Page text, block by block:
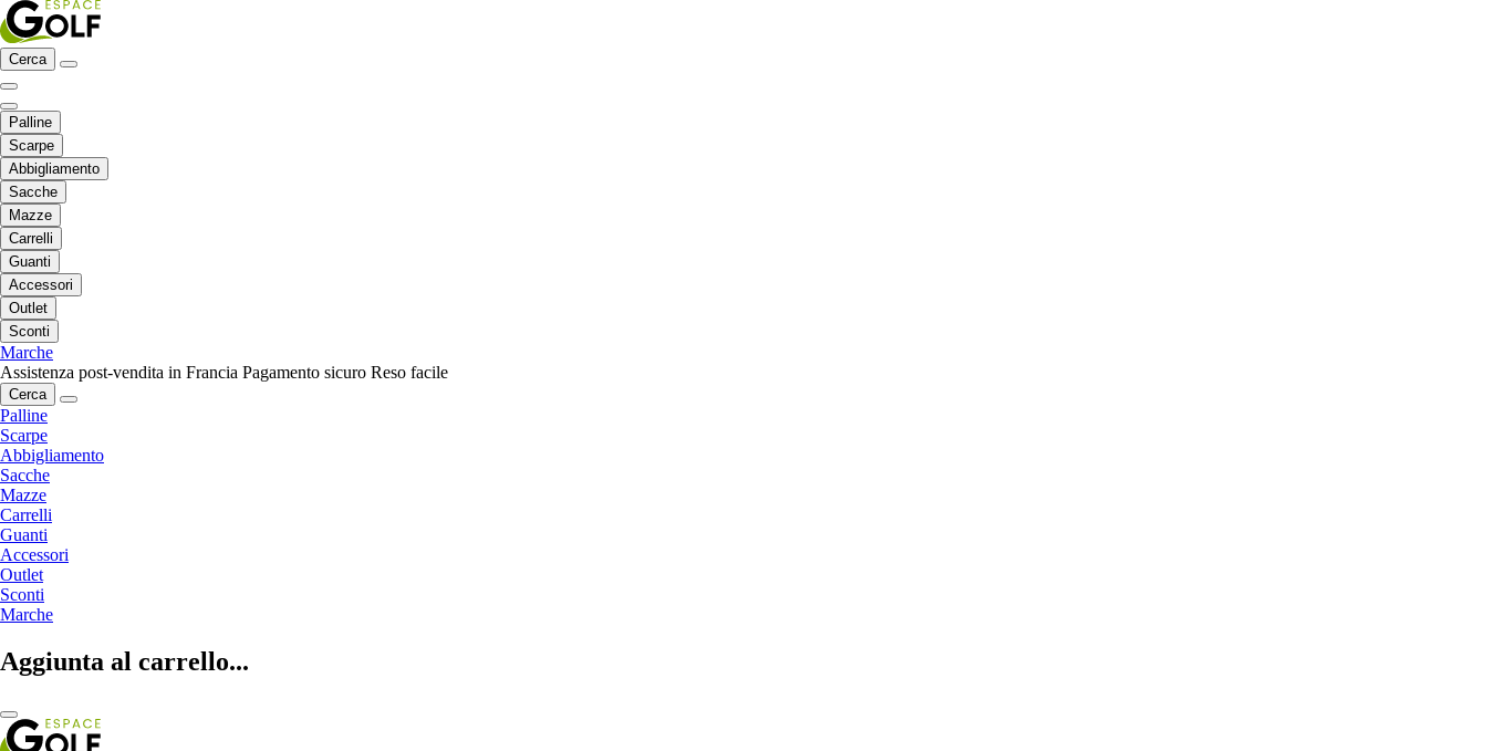
Cerca
Palline
Scarpe
Abbigliamento
Sacche
Mazze
Carrelli
Guanti
Accessori
Outlet
Sconti
Marche
Assistenza post-vendita in Francia Pagamento sicuro Reso facile
Cerca
Palline
Scarpe
Abbigliamento
Sacche
Mazze
Carrelli
Guanti
Accessori
Outlet
Sconti
Marche
Aggiunta al carrello...